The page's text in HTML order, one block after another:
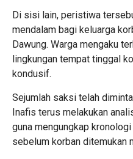
Di sisi lain, peristiwa
mendalam bagi keluarga
Dawung. Warga mengaku
lingkungan tempat tinggal
kondusif.
Sejumlah saksi telah
Inafis terus melakukan
guna mengungkap
sebelum korban ditemukan